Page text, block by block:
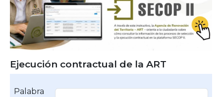
Ejecución contractual de la ART
Palabra